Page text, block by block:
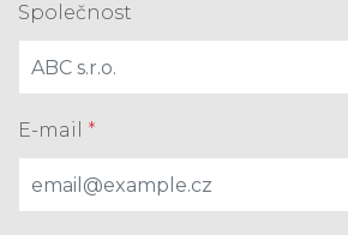
Společnost
E-mail *